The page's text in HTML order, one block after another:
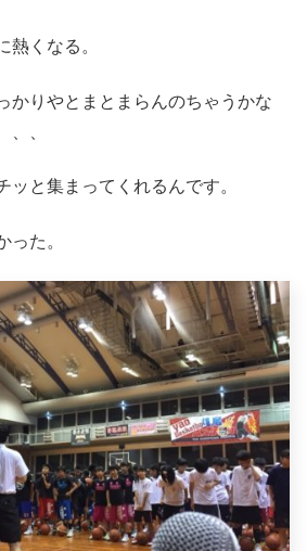
熱くなる。
かりやとまとまらんのちゃうかな
、、
ッと集まってくれるんです。
った。